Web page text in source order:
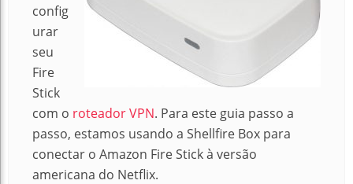
config
urar
seu
Fire
Stick
com o roteador VPN. Para este guia passo a
passo, estamos usando a Shellfire Box para
conectar o Amazon Fire Stick à versão
americana do Netflix.